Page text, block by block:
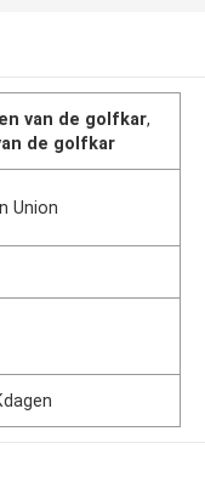
van de golfkar,
de golfkar
Union